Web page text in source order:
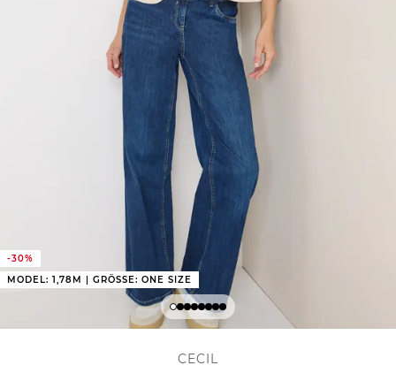
-30%
MODEL: 1,78M | GRÖSSE: ONE SIZE
CECIL